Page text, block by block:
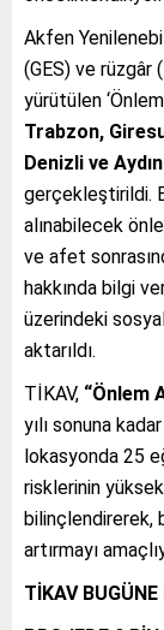
Akfen
(GES) ve rüzgâr
yürütülen
Trabzon,
Denizli ve Aydın
gerçekleştirildi.
alınabilecek
ve afet
hakkında bilgi
üzerindeki
aktarıldı.
TİKAV, “Önlem
yılı sonuna
lokasyonda 25
risklerinin
bilinçlendirerek,
artırmayı
TİKAV